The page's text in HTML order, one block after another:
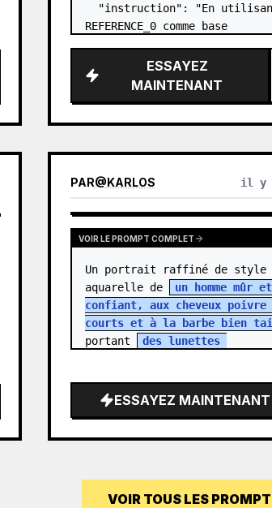
"instruction": "En
REFERENCE_0 comme base
vectoriel plat en une
3D hautement réaliste.
ESSAYEZ
MAINTENANT
PAR@KARLOS il y
VOIR LE PROMPT COMPLET
Un portrait raffiné de style
aquarelle de
un homme mûr et
confiant, aux cheveux
courts et à la barbe bien
portant
des lunettes
ESSAYEZ MAINTENANT
VOIR TOUS LES